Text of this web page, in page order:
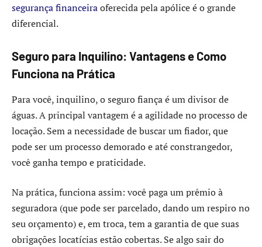
segurança financeiraoferecida pela apólice é o grande
diferencial.
Seguro para Inquilino: Vantagens e Como
Funciona na Prática
Para você, inquilino, o seguro fiança é um divisor de
águas. A principal vantagem é a agilidade no processo de
locação. Sem a necessidade de buscar um fiador, que
pode ser um processo demorado e até constrangedor,
você ganha tempo e praticidade.
Na prática, funciona assim: você paga um prêmio à
seguradora (que pode ser parcelado, dando um respiro no
seu orçamento) e, em troca, tem a garantia de que suas
obrigações locatícias estão cobertas. Se algo sair do